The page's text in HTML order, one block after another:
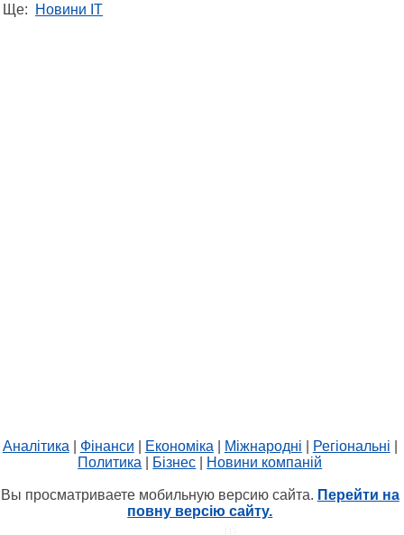
Ще: Новини IT
Аналітика Фінанси Економіка Міжнародні Регіональні
Политика
Бізнес Новини компаній
Вы просматриваете мобильную версию сайта. Перейти на
повну версію сайту.